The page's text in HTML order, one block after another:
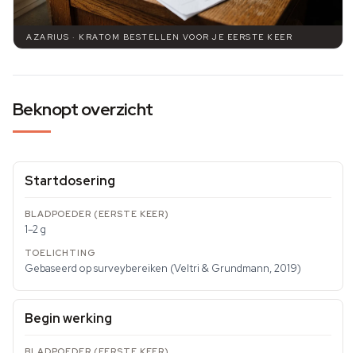
AZARIUS · KRATOM BESTELLEN VOOR JE EERSTE KEER
Beknopt overzicht
Startdosering
1–2 g
Gebaseerd op surveybereiken (Veltri & Grundmann, 2019)
Begin werking